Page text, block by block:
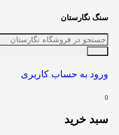
سنگ نگارستان
ورود به حساب کاربری
0
سبد خرید